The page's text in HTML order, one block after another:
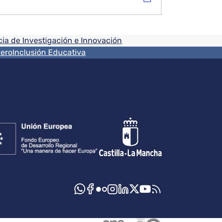
de Investigación e Innovación
Inclusión Educativa
sociales JCCM